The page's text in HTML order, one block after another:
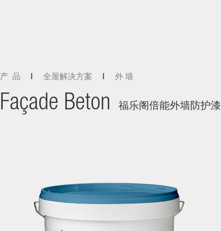
产 品 全屋解决方案 外 墙
Façade Beton 福乐阁倍能外墙防护漆